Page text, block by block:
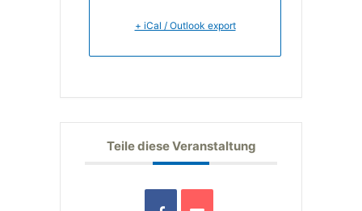
+ iCal / Outlook export
Teile diese Veranstaltung